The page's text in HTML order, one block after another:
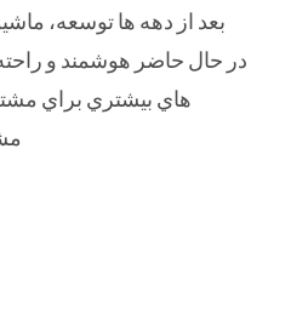
بسته شدن کلید جوهر
سیستم بستن برگه
زمان ترکیب جوهر،
انحرافی
در حال حاضر هوشمند و
هاي بيشتري براي